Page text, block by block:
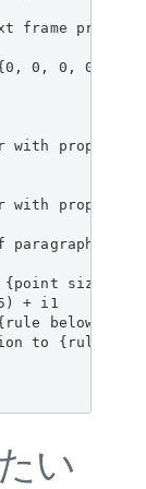
frame
0, 0, 0}
with
with
paragraphs of
size:b5,
+ i1
below
to {rule
い